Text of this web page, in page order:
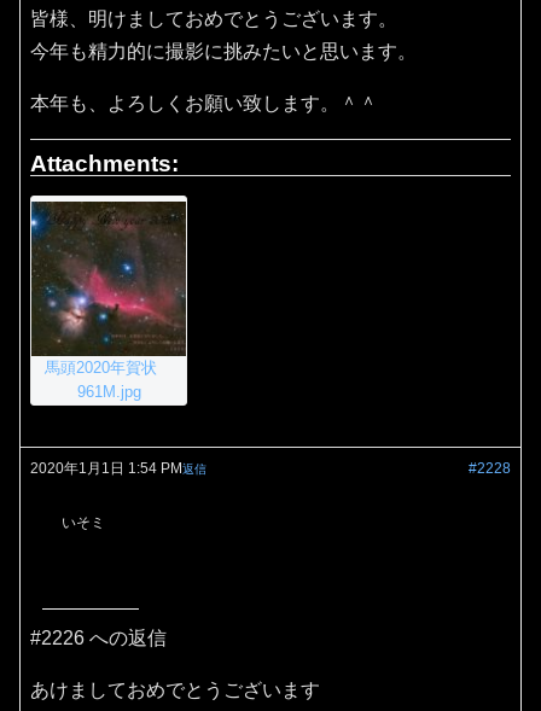
皆様、明けましておめでとうございます。
今年も精力的に撮影に挑みたいと思います。
本年も、よろしくお願い致します。＾＾
Attachments:
馬頭2020年賀状
961M.jpg
2020年1月1日 1:54 PM #2228
返信
いそミ
#2226 への返信
あけましておめでとうございます